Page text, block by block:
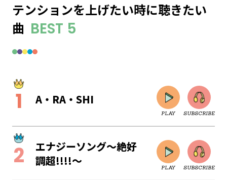
テンションを上げたい時に聴きたい
曲 BEST 5
A・RA・SHI
PLAY SUBSCRIBE
エナジーソング～絶好
調超!!!!～
PLAY SUBSCRIBE